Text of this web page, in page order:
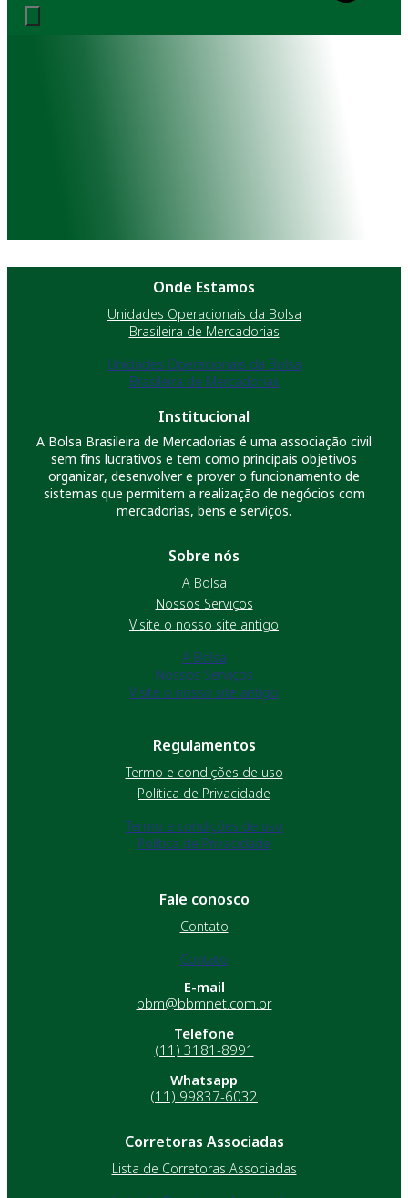
Onde Estamos
Unidades Operacionais da Bolsa
Brasileira de Mercadorias
Unidades Operacionais da Bolsa
Brasileira de Mercadorias
Institucional
A Bolsa Brasileira de Mercadorias é uma associação civil
sem fins lucrativos e tem como principais objetivos
organizar, desenvolver e prover o funcionamento de
sistemas que permitem a realização de negócios com
mercadorias, bens e serviços.
Sobre nós
A Bolsa
Nossos Serviços
Visite o nosso site antigo
A Bolsa
Nossos Serviços
Visite o nosso site antigo
Regulamentos
Termo e condições de uso
Política de Privacidade
Termo e condições de uso
Política de Privacidade
Fale conosco
Contato
Contato
E-mail
bbm@bbmnet.com.br
Telefone
(11) 3181-8991
Whatsapp
(11) 99837-6032
Corretoras Associadas
Lista de Corretoras Associadas